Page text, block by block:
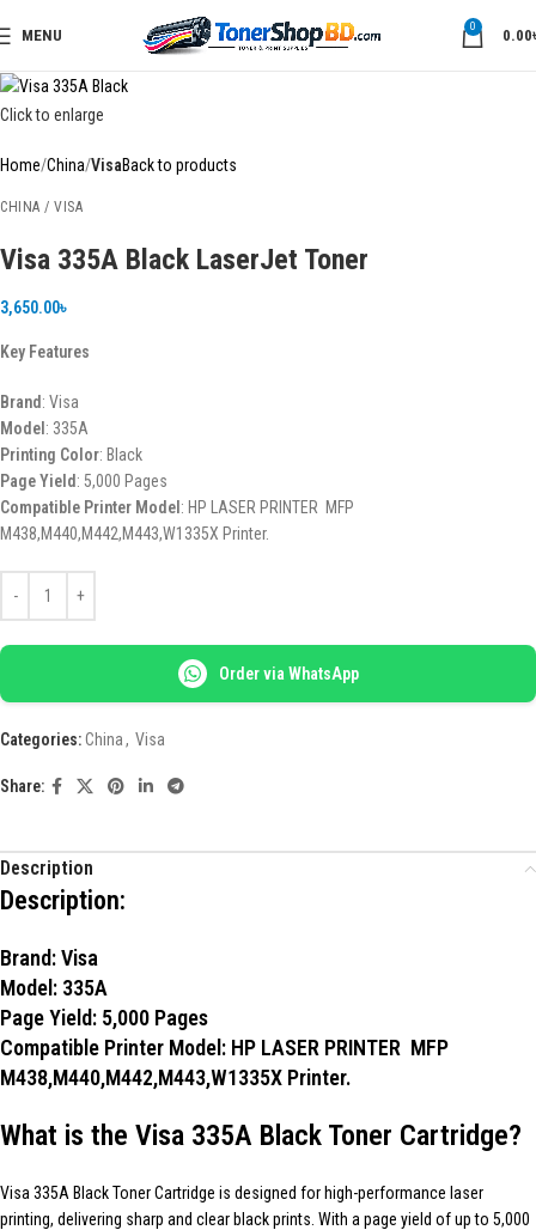
MENU
0
0.00
Click to enlarge
Home China VisaBack to products
CHINA / VISA
Visa 335A Black LaserJet Toner
3,650.00৳
Key Features
Brand: Visa
Model: 335A
Printing Color: Black
Page Yield: 5,000 Pages
Compatible Printer Model: HP LASER PRINTER MFP
M438,M440,M442,M443,W1335X Printer.
Order via WhatsApp
Categories:China, Visa
Share:
Description
Description:
Brand: Visa
Model: 335A
Page Yield: 5,000 Pages
Compatible Printer Model: HP LASER PRINTER MFP
M438,M440,M442,M443,W1335X Printer.
What is the Visa 335A Black Toner Cartridge?
Visa 335A Black Toner Cartridge is designed for high-performance laser
printing, delivering sharp and clear black prints. With a page yield of up to 5,000